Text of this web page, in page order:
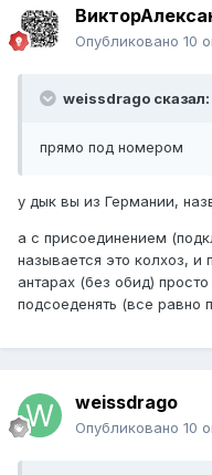
Опубликовано 10
weissdrago сказал:
прямо под номером
у дык вы из Германии,
а с присоединением
называется это колхоз, и
антарах (без обид)
подсоеденять (все равно
weissdrago
Опубликовано 10